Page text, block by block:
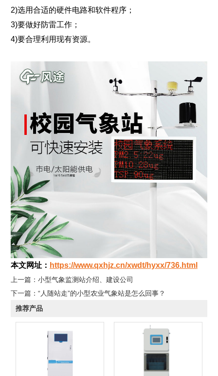
2)选用合适的硬件电路和软件程序；
3)要做好防雷工作；
4)要合理利用现有资源。
本文网址： https://www.qxhjz.cn/xwdt/hyxx/736.html
上一篇： 小型气象监测站介绍、建设公司
下一篇： “人随站走”的小型农业气象站是怎么回事？
推荐产品